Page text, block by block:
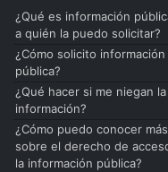
¿Qué es información
a quién la puedo solicitar?
¿Cómo solicito información
pública?
¿Qué hacer si me niegan la
información?
¿Cómo puedo conocer más
sobre el derecho de
la información pública?